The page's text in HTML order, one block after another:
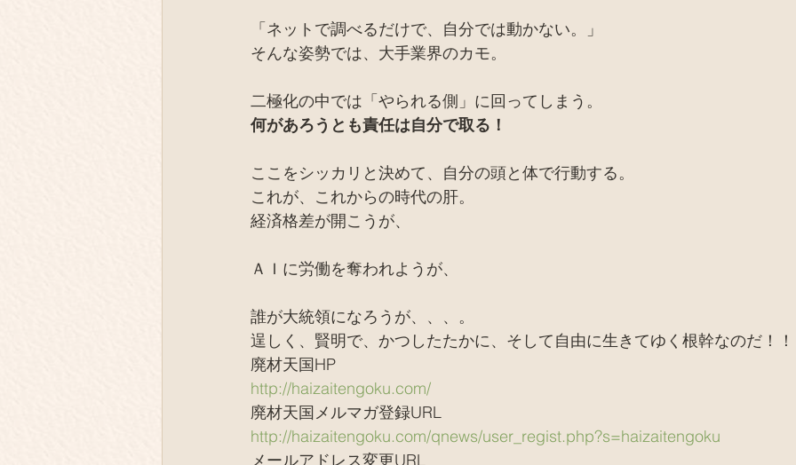
「ネットで調べるだけで、自分では動かない。」
そんな姿勢では、大手業界のカモ。
二極化の中では「やられる側」に回ってしまう。
何があろうとも責任は自分で取る！
ここをシッカリと決めて、自分の頭と体で行動する。
これが、これからの時代の肝。
経済格差が開こうが、
ＡＩに労働を奪われようが、
誰が大統領になろうが、、、。
逞しく、賢明で、かつしたたかに、そして自由に生きてゆく根幹なのだ！
廃材天国HP
http://haizaitengoku.com/
廃材天国メルマガ登録URL
http://haizaitengoku.com/qnews/user_regist.php?s=haizaitengoku
メールアドレス変更URL